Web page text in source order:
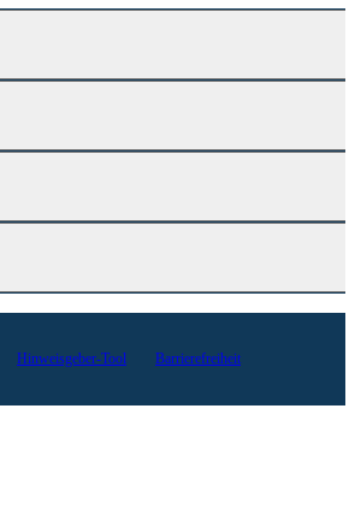
Hinweisgeber-Tool
Barrierefreiheit